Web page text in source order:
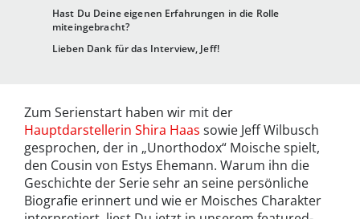
Hast Du Deine eigenen Erfahrungen in die Rolle
miteingebracht?
Lieben Dank für das Interview, Jeff!
Zum Serienstart haben wir mit der
Hauptdarstellerin Shira Haas sowie Jeff Wilbusch
gesprochen, der in „Unorthodox“ Moische spielt,
den Cousin von Estys Ehemann. Warum ihn die
Geschichte der Serie sehr an seine persönliche
Biografie erinnert und wie er Moisches Charakter